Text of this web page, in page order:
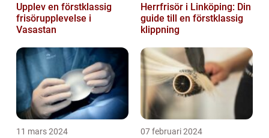
Upplev en förstklassig
frisörupplevelse i
Vasastan
Herrfrisör i Linköping: Din
guide till en förstklassig
klippning
11 mars 2024 07 februari 2024